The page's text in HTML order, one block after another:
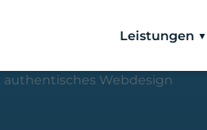
Leistungen